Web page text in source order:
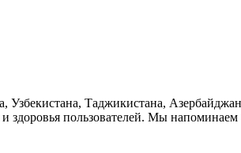
Таджикистана,
здоровья пользователей. Мы